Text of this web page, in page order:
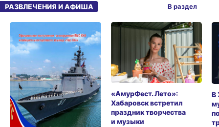
РАЗВЛЕЧЕНИЯ И АФИША
«АмурФест. Лето»:
Хабаровск встретил
праздник творчества
и музыки
В
В раздел